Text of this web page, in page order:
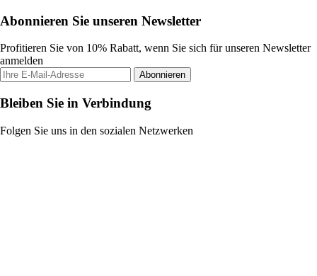
Abonnieren Sie unseren Newsletter
Profitieren Sie von 10% Rabatt, wenn Sie sich für unseren Newsletter
anmelden
Abonnieren
Bleiben Sie in Verbindung
Folgen Sie uns in den sozialen Netzwerken